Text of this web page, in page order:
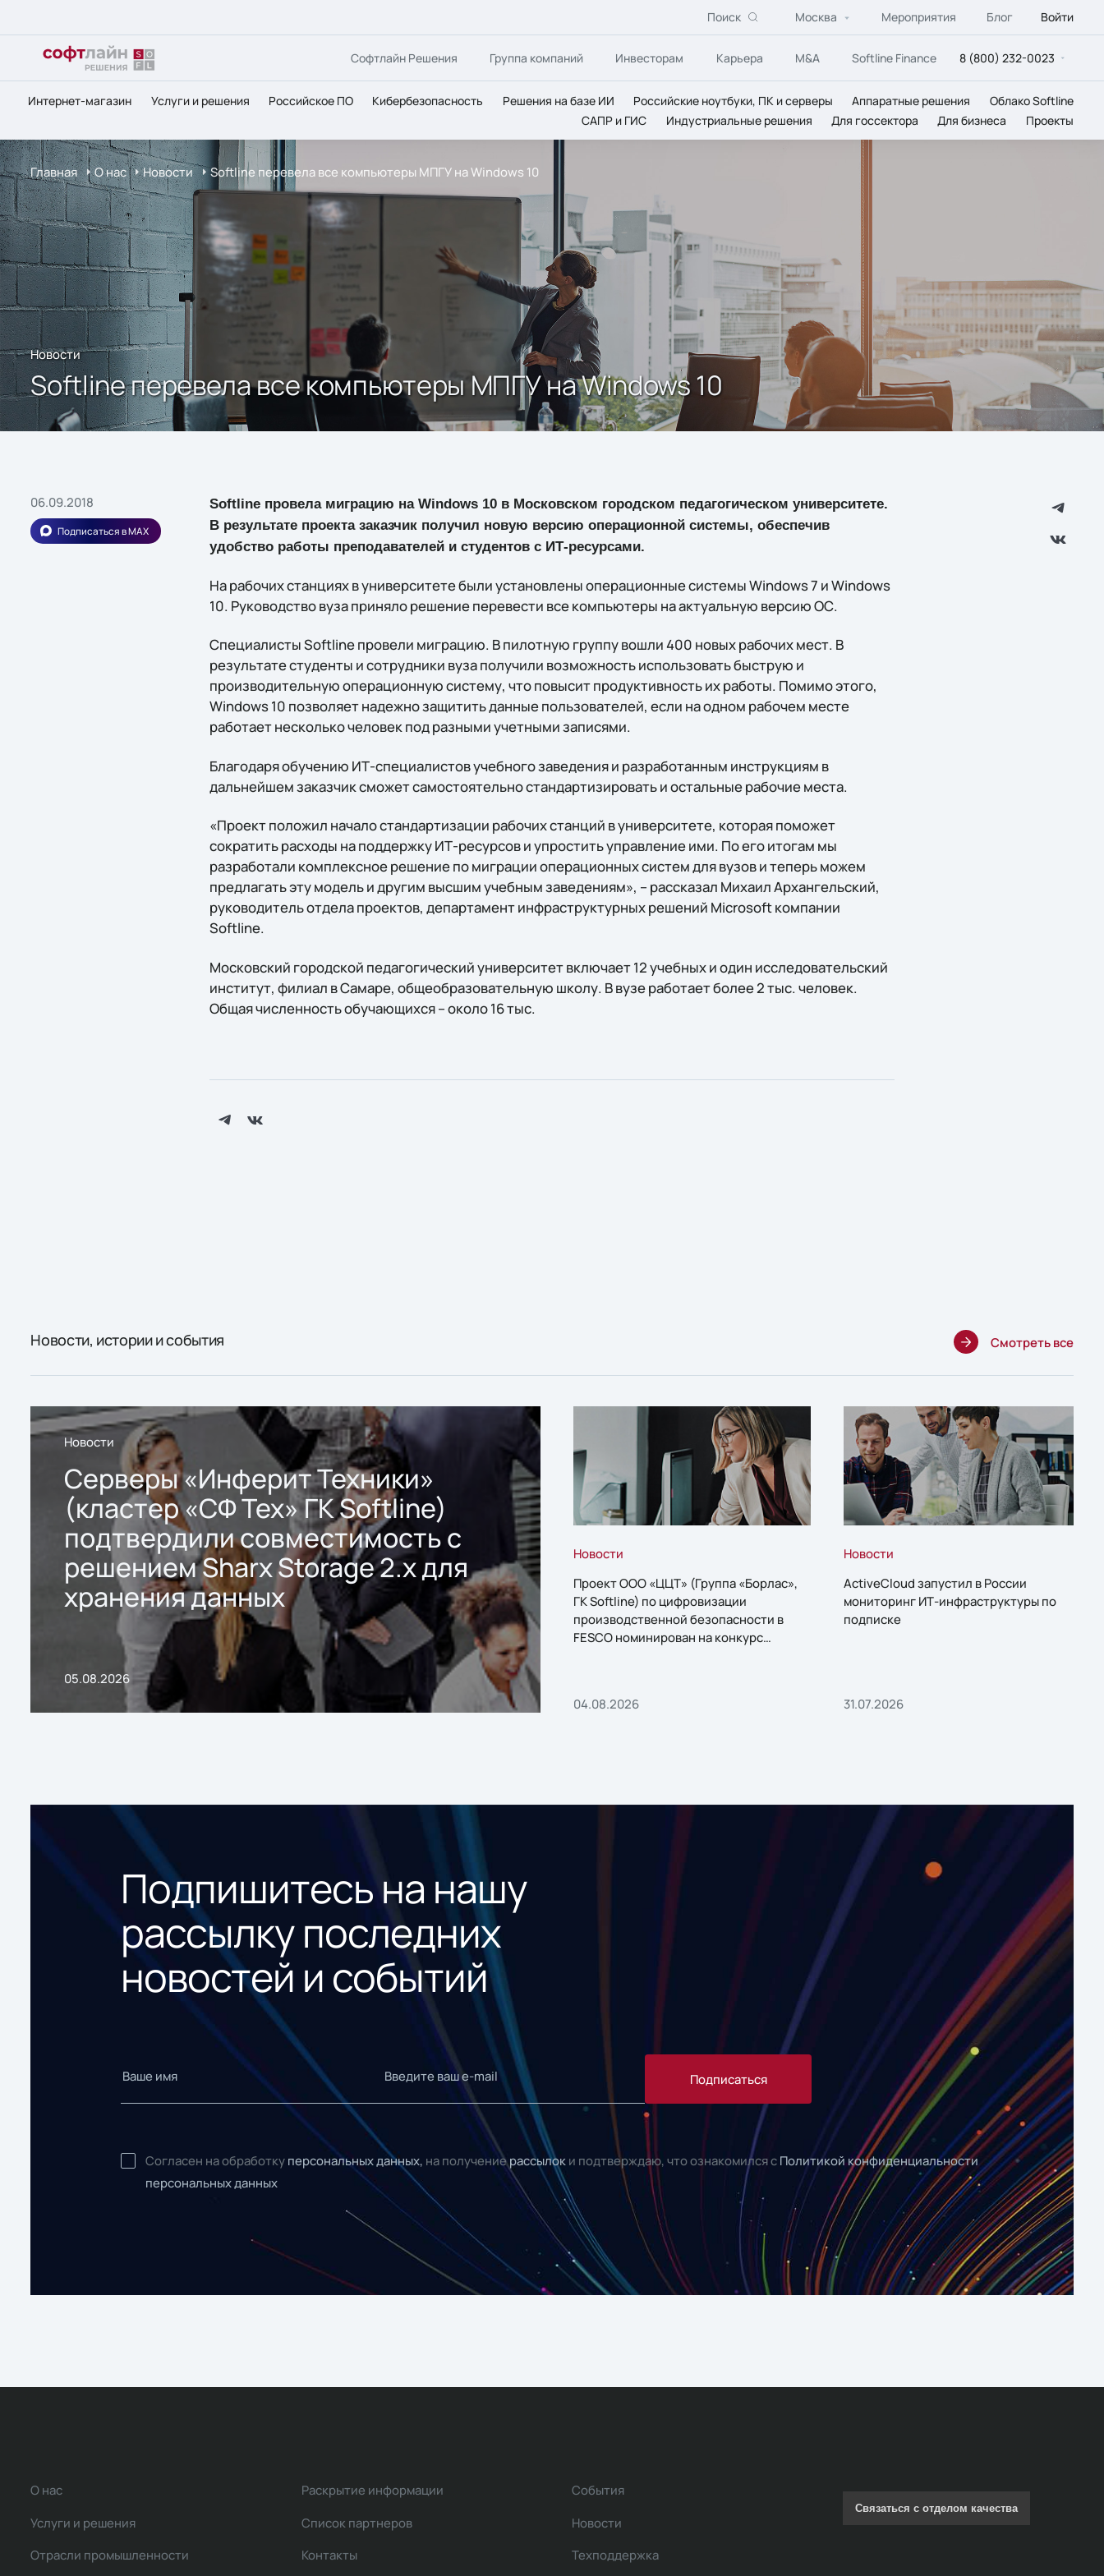
Поиск Москва Мероприятия Блог Войти
Софтлайн Решения Группа компаний Инвесторам Карьера M&A Softline Finance 8 (800) 232-0023
Интернет-магазин Услуги и решения Российское ПО Кибербезопасность Решения на базе ИИ Российские ноутбуки, ПК и серверы Аппаратные решения
Облако Softline
САПР и ГИС
Индустриальные решения Для госсектора Для бизнеса Проекты
Главная О нас Новости Softline перевела все компьютеры МПГУ на Windows 10
Новости
Softline перевела все компьютеры МПГУ на Windows 10
06.09.2018
Подписаться в MAX
Softlineпровела миграцию на Windows10 в Московском городском педагогическом университете.
В результате проекта заказчик получил новую версию операционной системы, обеспечив
удобство работы преподавателей и студентов с ИТ-ресурсами.
На рабочих станциях в университете были установлены операционные системы Windows 7 и Windows
10. Руководство вуза приняло решение перевести все компьютеры на актуальную версию ОС.
Специалисты Softline провели миграцию. В пилотную группу вошли 400 новых рабочих мест. В
результате студенты и сотрудники вуза получили возможность использовать быструю и
производительную операционную систему, что повысит продуктивность их работы. Помимо этого,
Windows 10 позволяет надежно защитить данные пользователей, если на одном рабочем месте
работает несколько человек под разными учетными записями.
Благодаря обучению ИТ-специалистов учебного заведения и разработанным инструкциям в
дальнейшем заказчик сможет самостоятельно стандартизировать и остальные рабочие места.
«Проект положил начало стандартизации рабочих станций в университете, которая поможет
сократить расходы на поддержку ИТ-ресурсов и упростить управление ими. По его итогам мы
разработали комплексное решение по миграции операционных систем для вузов и теперь можем
предлагать эту модель и другим высшим учебным заведениям», – рассказал Михаил Архангельский,
руководитель отдела проектов, департамент инфраструктурных решений Microsoft компании
Softline.
Московский городской педагогический университет включает 12 учебных и один исследовательский
институт, филиал в Самаре, общеобразовательную школу. В вузе работает более 2 тыс. человек.
Общая численность обучающихся – около 16 тыс.
Новости, истории и события Смотреть все
Новости
Серверы «Инферит Техники»
(кластер «СФ Тех» ГК Softline)
подтвердили совместимость с
решением Sharx Storage 2.x для
хранения данных
05.08.2026
Новости
Проект ООО «ЦЦТ» (Группа «Борлас»,
ГК Softline) по цифровизации
производственной безопасности в
FESCO номинирован на конкурс
04.08.2026
Новости
ActiveCloud запустил в России
мониторинг ИТ-инфраструктуры по
подписке
31.07.2026
Подпишитесь на нашу
рассылку последних
новостей и событий
Подписаться
Согласен на обработку персональных данных, на получениерассылок и подтверждаю, что ознакомился с Политикой конфиденциальности
персональных данных
О нас
Услуги и решения
Отрасли промышленности
Раскрытие информации
Список партнеров
Контакты
События
Новости
Техподдержка
Связаться с отделом качества